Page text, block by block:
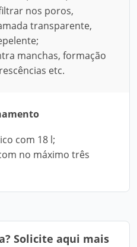
nos poros,
transparente,
manchas, formação
etc.
com 18 l;
no máximo três
Solicite aqui mais